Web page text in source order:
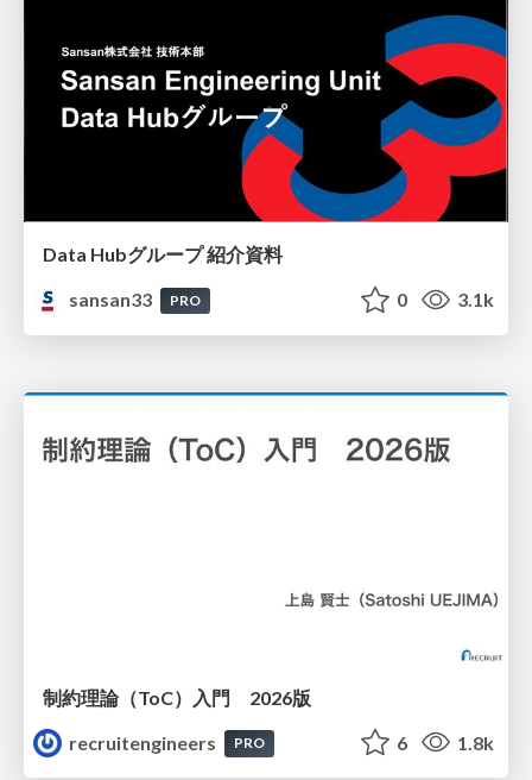
Data Hubグループ 紹介資料
sansan33
PRO 0 3.1k
制約理論（ToC）入門 2026版
recruitengineers
PRO 6 1.8k